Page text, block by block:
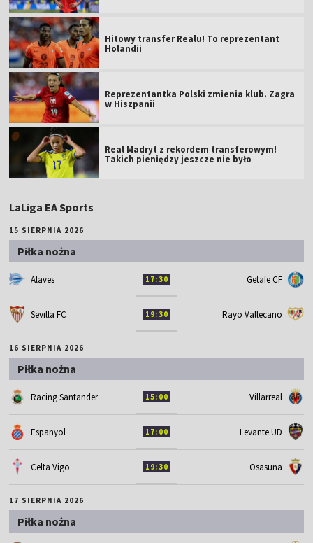
Hitowy transfer Realu! To reprezentant
Holandii
Reprezentantka Polski zmienia klub. Zagra
w Hiszpanii
Real Madryt z rekordem transferowym!
Takich pieniędzy jeszcze nie było
LaLiga EA Sports
15 SIERPNIA 2026
Piłka nożna
Alaves 17:30 Getafe CF
Sevilla FC 19:30 Rayo Vallecano
16 SIERPNIA 2026
Piłka nożna
Racing Santander 15:00 Villarreal
Espanyol 17:00 Levante UD
Celta Vigo 19:30 Osasuna
17 SIERPNIA 2026
Piłka nożna